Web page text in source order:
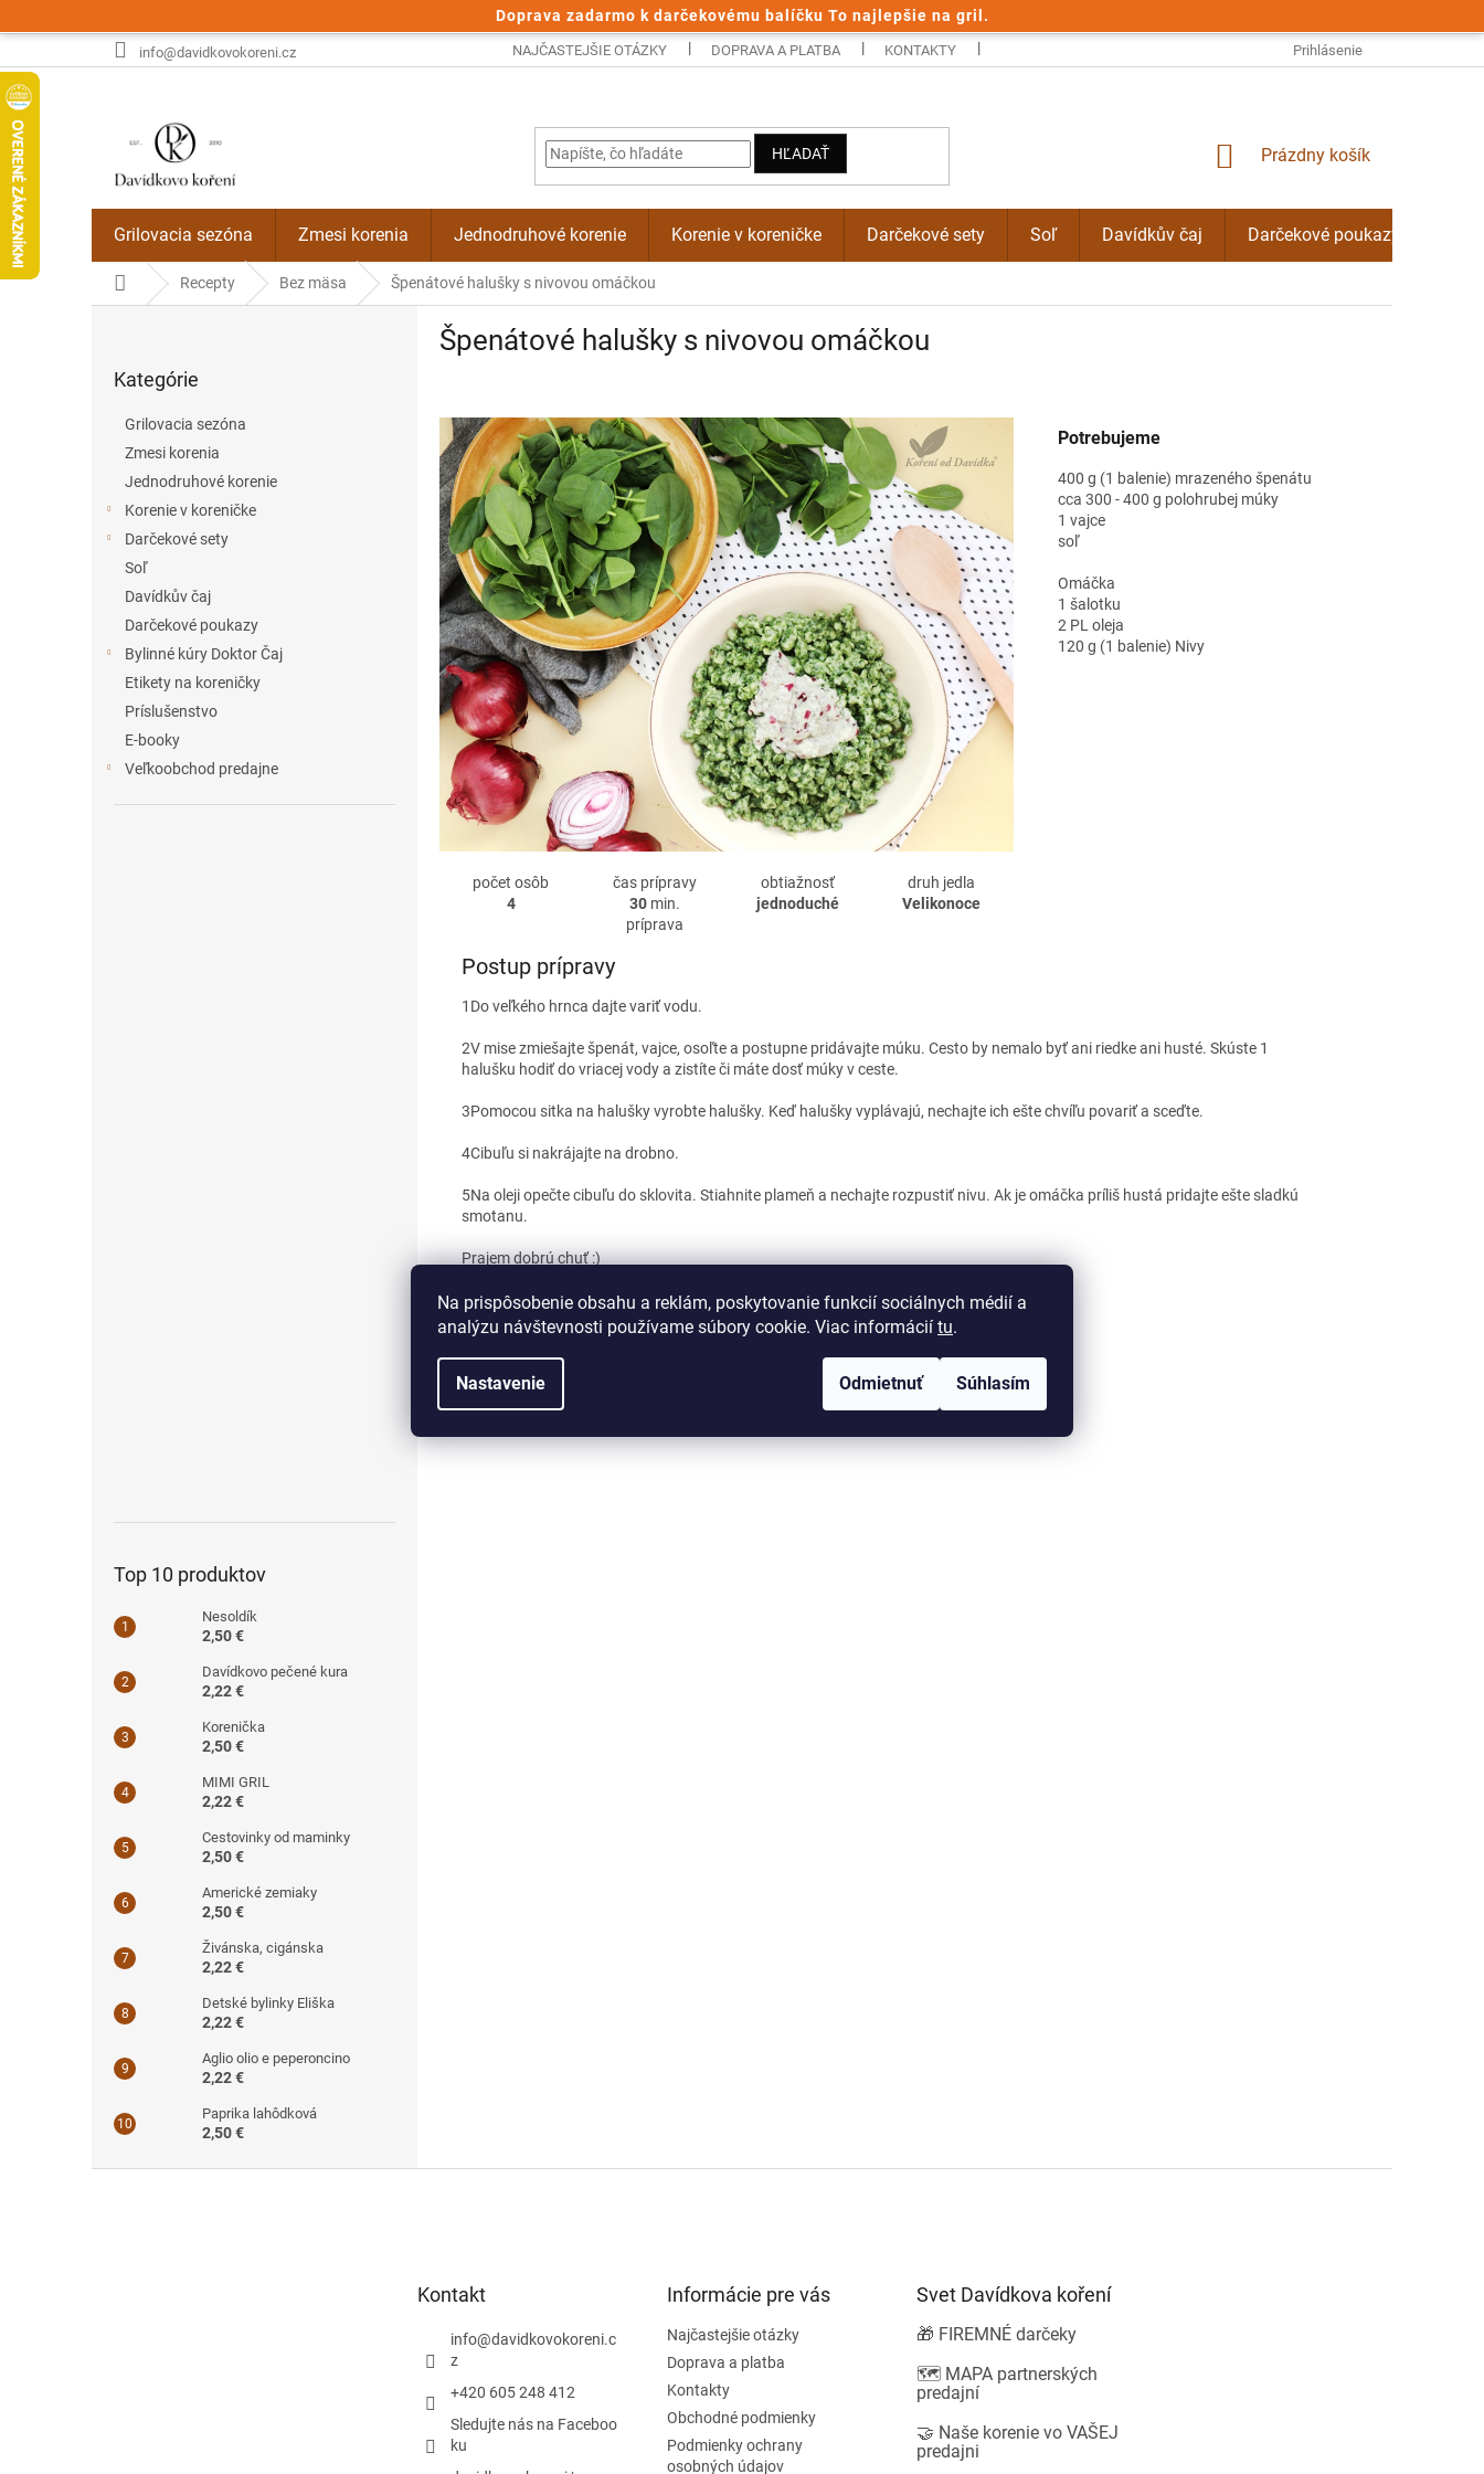
Doprava zadarmo k darčekovému balíčku To najlepšie na gril.
Na prispôsobenie obsahu a reklám, poskytovanie funkcií sociálnych médií a
analýzu návštevnosti používame súbory cookie. Viac informácií tu.
Nastavenie Odmietnuť Súhlasím
na
info@davidkovokoreni.cz NAJČASTEJŠIE OTÁZKY DOPRAVA A PLATBA KONTAKTY PODMIENKY OCHRANY OSOBNÝCH
Prihlásenie
HĽADAŤ
NÁKUPNÝ
Prázdny košík
Grilovacia sezóna Zmesi korenia Jednodruhové korenie Korenie v koreničke Darčekové sety Soľ Davídkův čaj Darčekové poukazy
DomovRecepty Bez mäsa Špenátové halušky s nivovou omáčkou
kategórie
Kategórie
Grilovacia sezóna
Zmesi korenia
Jednodruhové korenie
Korenie v koreničke
Darčekové sety
Soľ
Davídkův čaj
Darčekové poukazy
Bylinné kúry Doktor Čaj
Etikety na koreničky
Príslušenstvo
E-booky
Veľkoobchod predajne
Top 10 produktov
Nesoldík
2,50 €
Davídkovo pečené kura
2,22 €
Korenička
2,50 €
MIMI GRIL
2,22 €
Cestovinky od maminky
2,50 €
Americké zemiaky
2,50 €
Živánska, cigánska
2,22 €
Detské bylinky Eliška
2,22 €
Aglio olio e peperoncino
2,22 €
Paprika lahôdková
2,50 €
Špenátové halušky s nivovou omáčkou
počet osôb
4
čas prípravy
30min.
príprava
obtiažnosť
jednoduché
druh jedla
Velikonoce
Potrebujeme
400 g (1 balenie) mrazeného špenátu
cca 300 - 400 g polohrubej múky
1 vajce
soľ
Omáčka
1 šalotku
2 PL oleja
120 g (1 balenie) Nivy
Postup prípravy
1 Do veľkého hrnca dajte variť vodu.
2V mise zmiešajte špenát, vajce, osoľte a postupne pridávajte múku. Cesto by nemalo byť ani riedke ani husté. Skúste 1
halušku hodiť do vriacej vody a zistíte či máte dosť múky v ceste.
3Pomocou sitka na halušky vyrobte halušky. Keď halušky vyplávajú, nechajte ich ešte chvíľu povariť a sceďte.
4Cibuľu si nakrájajte na drobno.
5Na oleji opečte cibuľu do sklovita. Stiahnite plameň a nechajte rozpustiť nivu. Ak je omáčka príliš hustá pridajte ešte sladkú
smotanu.
Prajem dobrú chuť :)
PREDCHÁDZAJÚCI ČLÁNOK ĎALŠÍ ČLÁNOK
Kontakt
info@davidkovokoreni.c
z
+420 605 248 412
Sledujte nás na Faceboo
ku
Informácie pre vás
Najčastejšie otázky
Doprava a platba
Kontakty
Obchodné podmienky
Podmienky ochrany
osobných údajov
Svet Davídkova koření
🎁 FIREMNÉ darčeky
🗺️ MAPA partnerských
predajní
🤝 Naše korenie vo VAŠEJ
predajni